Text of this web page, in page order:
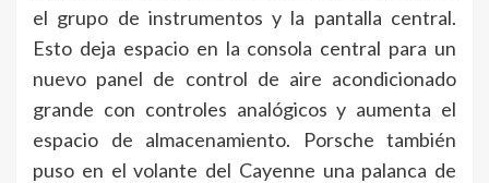
el grupo de instrumentos y la pantalla central.
Esto deja espacio en la consola central para un
nuevo panel de control de aire acondicionado
grande con controles analógicos y aumenta el
espacio de almacenamiento. Porsche también
puso en el volante del Cayenne una palanca de